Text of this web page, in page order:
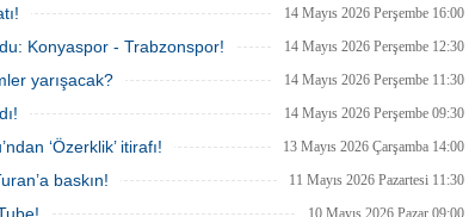
resmi dilekçe göndererek
sistemin nasıl işlediği ve soruşturmayı
Ayrıca böylesi bir yapıya ilk defa
14 Mayıs 2026 Perşembe 16:00
Konyaspor - Trabzonspor! 14 Mayıs 2026 Perşembe 12:30
yarışacak? 14 Mayıs 2026 Perşembe 11:30
14 Mayıs 2026 Perşembe 09:30
‘Özerklik’ itirafı! 13 Mayıs 2026 Çarşamba 14:00
baskın! 11 Mayıs 2026 Pazartesi 11:30
10 Mayıs 2026 Pazar 09:00